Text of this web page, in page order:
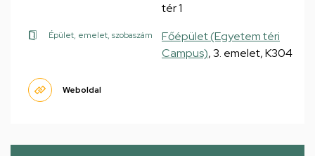
tér 1
Épület, emelet, szobaszám
Főépület (Egyetem téri
Campus), 3. emelet, K304
Weboldal